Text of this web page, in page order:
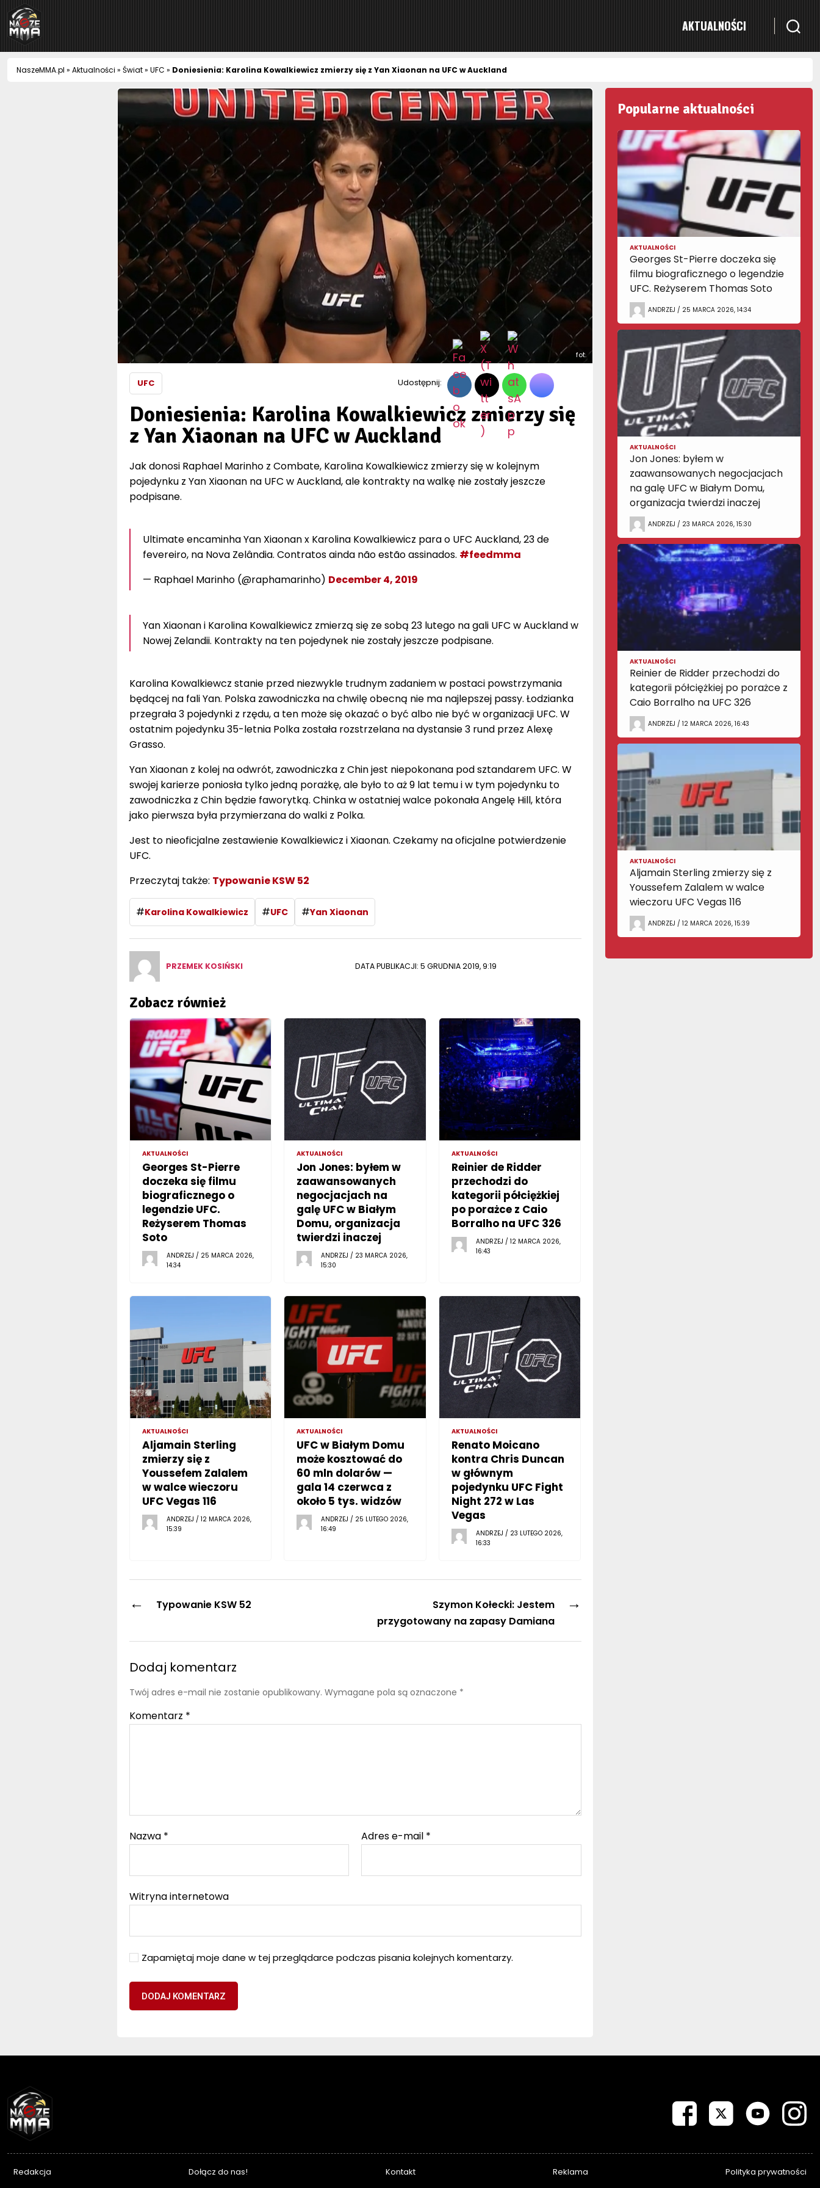
NaszeMMA
AKTUALNOŚCI
NaszeMMA.pl » Aktualności » Świat» UFC » Doniesienia: Karolina Kowalkiewicz zmierzy się z Yan Xiaonan na UFC w Auckland
fot.
UFC Udostępnij:
Doniesienia: Karolina Kowalkiewicz zmierzy się
z Yan Xiaonan na UFC w Auckland
Jak donosi Raphael Marinho z Combate, Karolina Kowalkiewicz zmierzy się w kolejnym
pojedynku z Yan Xiaonan na UFC w Auckland, ale kontrakty na walkę nie zostały jeszcze
podpisane.
Ultimate encaminha Yan Xiaonan x Karolina Kowalkiewicz para o UFC Auckland, 23 de
fevereiro, na Nova Zelândia. Contratos ainda não estão assinados. #feedmma
— Raphael Marinho (@raphamarinho) December 4, 2019
Yan Xiaonan i Karolina Kowalkiewicz zmierzą się ze sobą 23 lutego na gali UFC w Auckland w
Nowej Zelandii. Kontrakty na ten pojedynek nie zostały jeszcze podpisane.
Karolina Kowalkiewcz stanie przed niezwykle trudnym zadaniem w postaci powstrzymania
będącej na fali Yan. Polska zawodniczka na chwilę obecną nie ma najlepszej passy. Łodzianka
przegrała 3 pojedynki z rzędu, a ten może się okazać o być albo nie być w organizacji UFC. W
ostatnim pojedynku 35-letnia Polka została rozstrzelana na dystansie 3 rund przez Alexę
Grasso.
Yan Xiaonan z kolej na odwrót, zawodniczka z Chin jest niepokonana pod sztandarem UFC. W
swojej karierze poniosła tylko jedną porażkę, ale było to aż 9 lat temu i w tym pojedynku to
zawodniczka z Chin będzie faworytką. Chinka w ostatniej walce pokonała Angelę Hill, która
jako pierwsza była przymierzana do walki z Polka.
Jest to nieoficjalne zestawienie Kowalkiewicz i Xiaonan. Czekamy na oficjalne potwierdzenie
UFC.
Przeczytaj także: Typowanie KSW 52
#Karolina Kowalkiewicz #UFC #Yan Xiaonan
PRZEMEK KOSIŃSKI DATA PUBLIKACJI: 5 GRUDNIA 2019, 9:19
Zobacz również
AKTUALNOŚCI
Georges St-Pierre
doczeka się filmu
biograficznego o
legendzie UFC.
Reżyserem Thomas
Soto
ANDRZEJ / 25 MARCA 2026,
14:34
AKTUALNOŚCI
Jon Jones: byłem w
zaawansowanych
negocjacjach na
galę UFC w Białym
Domu, organizacja
twierdzi inaczej
ANDRZEJ / 23 MARCA 2026,
15:30
AKTUALNOŚCI
Reinier de Ridder
przechodzi do
kategorii półciężkiej
po porażce z Caio
Borralho na UFC 326
ANDRZEJ / 12 MARCA 2026,
16:43
AKTUALNOŚCI
Aljamain Sterling
zmierzy się z
Youssefem Zalalem
w walce wieczoru
UFC Vegas 116
ANDRZEJ / 12 MARCA 2026,
15:39
AKTUALNOŚCI
UFC w Białym Domu
może kosztować do
60 mln dolarów —
gala 14 czerwca z
około 5 tys. widzów
ANDRZEJ / 25 LUTEGO 2026,
16:49
AKTUALNOŚCI
Renato Moicano
kontra Chris Duncan
w głównym
pojedynku UFC Fight
Night 272 w Las
Vegas
ANDRZEJ / 23 LUTEGO 2026,
16:33
← Typowanie KSW 52 →
Szymon Kołecki: Jestem
przygotowany na zapasy Damiana
Dodaj komentarz
Twój adres e-mail nie zostanie opublikowany. Wymagane pola są oznaczone *
Komentarz *
Nazwa * Adres e-mail *
Witryna internetowa
Zapamiętaj moje dane w tej przeglądarce podczas pisania kolejnych komentarzy.
Popularne aktualności
AKTUALNOŚCI
Georges St-Pierre doczeka się
filmu biograficznego o legendzie
UFC. Reżyserem Thomas Soto
ANDRZEJ / 25 MARCA 2026, 14:34
AKTUALNOŚCI
Jon Jones: byłem w
zaawansowanych negocjacjach
na galę UFC w Białym Domu,
organizacja twierdzi inaczej
ANDRZEJ / 23 MARCA 2026, 15:30
AKTUALNOŚCI
Reinier de Ridder przechodzi do
kategorii półciężkiej po porażce z
Caio Borralho na UFC 326
ANDRZEJ / 12 MARCA 2026, 16:43
AKTUALNOŚCI
Aljamain Sterling zmierzy się z
Youssefem Zalalem w walce
wieczoru UFC Vegas 116
ANDRZEJ / 12 MARCA 2026, 15:39
Redakcja Dołącz do nas! Kontakt Reklama Polityka prywatności